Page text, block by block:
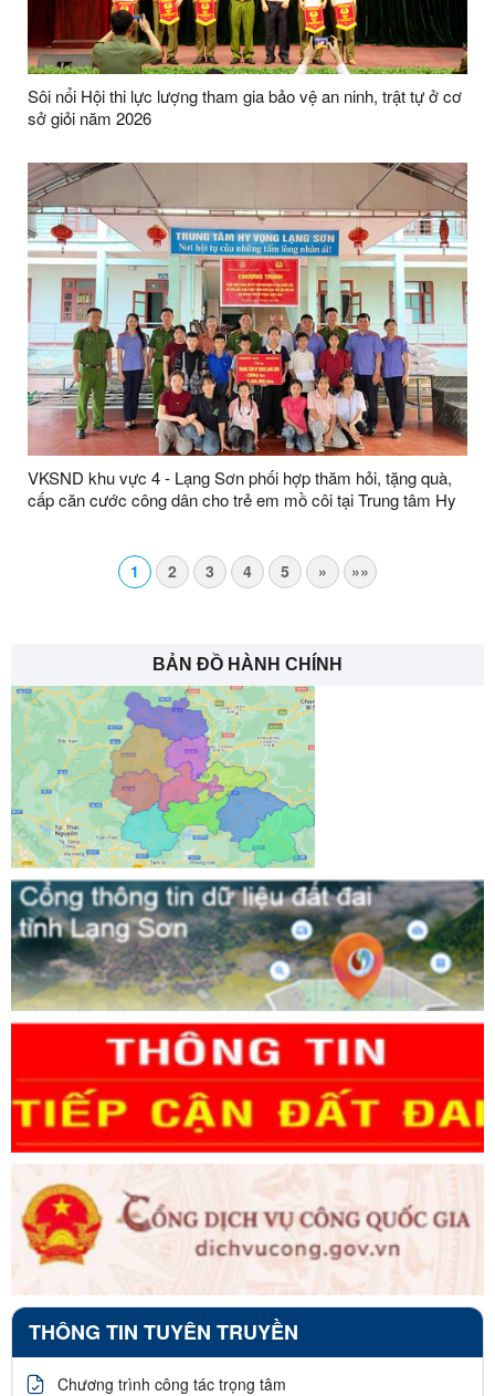
Sôi nổi Hội thi lực lượng tham gia bảo vệ an ninh, trật tự ở cơ
sở giỏi năm 2026
VKSND khu vực 4 - Lạng Sơn phối hợp thăm hỏi, tặng quà,
cấp căn cước công dân cho trẻ em mồ côi tại Trung tâm Hy
1 2 3 4 5 » »»
BẢN ĐỒ HÀNH CHÍNH
THÔNG TIN TUYÊN TRUYỀN
Chương trình công tác trọng tâm